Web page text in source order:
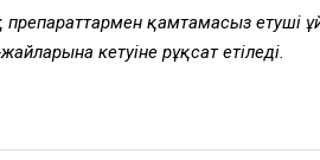
қамтамасыз етуші
кетуіне рұқсат етіледі.